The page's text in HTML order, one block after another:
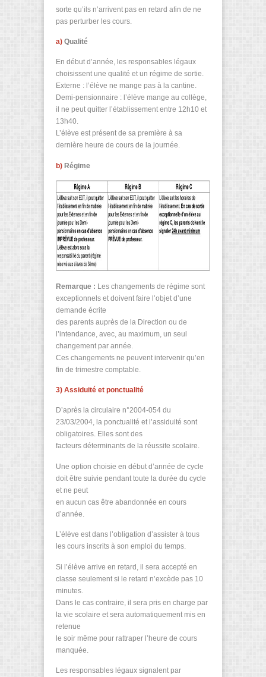
sorte qu’ils n’arrivent pas en retard afin de ne
pas perturber les cours.
a) Qualité
En début d’année, les responsables légaux
choisissent une qualité et un régime de sortie.
Externe : l’élève ne mange pas à la cantine.
Demi-pensionnaire : l’élève mange au collège,
il ne peut quitter l’établissement entre 12h10 et
13h40.
L’élève est présent de sa première à sa
dernière heure de cours de la journée.
b) Régime
Remarque : Les changements de régime sont
exceptionnels et doivent faire l’objet d’une
demande écrite
des parents auprès de la Direction ou de
l’intendance, avec, au maximum, un seul
changement par année.
Ces changements ne peuvent intervenir qu’en
fin de trimestre comptable.
3) Assiduité et ponctualité
D’après la circulaire n°2004-054 du
23/03/2004, la ponctualité et l’assiduité sont
obligatoires. Elles sont des
facteurs déterminants de la réussite scolaire.
Une option choisie en début d’année de cycle
doit être suivie pendant toute la durée du cycle
et ne peut
en aucun cas être abandonnée en cours
d’année.
L’élève est dans l’obligation d’assister à tous
les cours inscrits à son emploi du temps.
Si l’élève arrive en retard, il sera accepté en
classe seulement si le retard n’excède pas 10
minutes.
Dans le cas contraire, il sera pris en charge par
la vie scolaire et sera automatiquement mis en
retenue
le soir même pour rattraper l’heure de cours
manquée.
Les responsables légaux signalent par